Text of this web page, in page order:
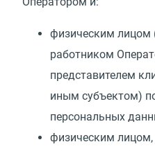
физическим лицом
работником
представителем
иным субъектом)
персональных
физическим